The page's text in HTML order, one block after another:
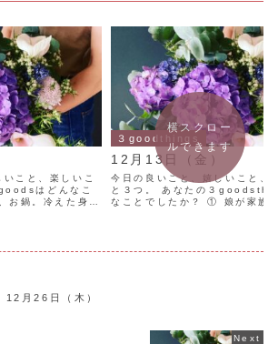
こと、楽しいこ
はどんなこ
お鍋。冷えた身体
３goodthings
12月13日（金）
今日の良いこと、嬉しいこと、
と３つ。 あなたの３
なことでしたか？ ① 娘が家族
横スクロー
ルできます
12月26日（木）